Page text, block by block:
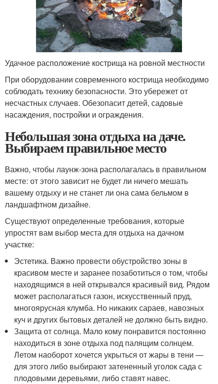
Удачное расположение кострища на ровной местности
При оборудовании современного кострища необходимо
соблюдать технику безопасности. Это убережет от
несчастных случаев. Обезопасит детей, садовые
насаждения, постройки и ограждения.
Небольшая зона отдыха на даче.
Выбираем правильное место
Важно, чтобы лаунж-зона располагалась в правильном
месте: от этого зависит не будет ли ничего мешать
вашему отдыху и не станет ли она сама бельмом в
ландшафтном дизайне.
Существуют определенные требования, которые
упростят вам выбор места для отдыха на дачном
участке:
Эстетика. Важно провести обустройство зоны в
красивом месте и заранее позаботиться о том, чтобы
находящимся в ней открывался красивый вид. Рядом
может располагаться газон, искусственный пруд,
многоярусная клумба. Но никаких сараев, навозных
куч и других бытовых деталей не должно быть видно.
Защита от солнца. Мало кому понравится постоянно
находиться в зоне отдыха под палящим солнцем.
Летом наоборот хочется укрыться от жары в тени —
для этого либо выбирают затененный уголок сада с
плодовыми деревьями, либо ставят навес.